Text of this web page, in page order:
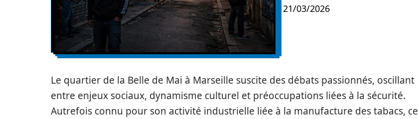
21/03/2026
Le quartier de la Belle de Mai à Marseille suscite des débats passionnés, oscillant
entre enjeux sociaux, dynamisme culturel et préoccupations liées à la sécurité.
Autrefois connu pour son activité industrielle liée à la manufacture des tabacs, ce